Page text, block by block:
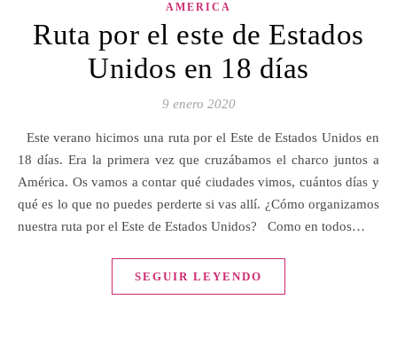
AMERICA
Ruta por el este de Estados
Unidos en 18 días
9 enero 2020
Este verano hicimos una ruta por el Este de Estados Unidos en
18 días. Era la primera vez que cruzábamos el charco juntos a
América. Os vamos a contar qué ciudades vimos, cuántos días y
qué es lo que no puedes perderte si vas allí. ¿Cómo organizamos
nuestra ruta por el Este de Estados Unidos? Como en todos…
SEGUIR LEYENDO